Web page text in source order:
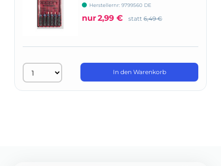
Herstellernr: 9799560 DE
nur2,99 € statt 6,49 €
In den Warenkorb